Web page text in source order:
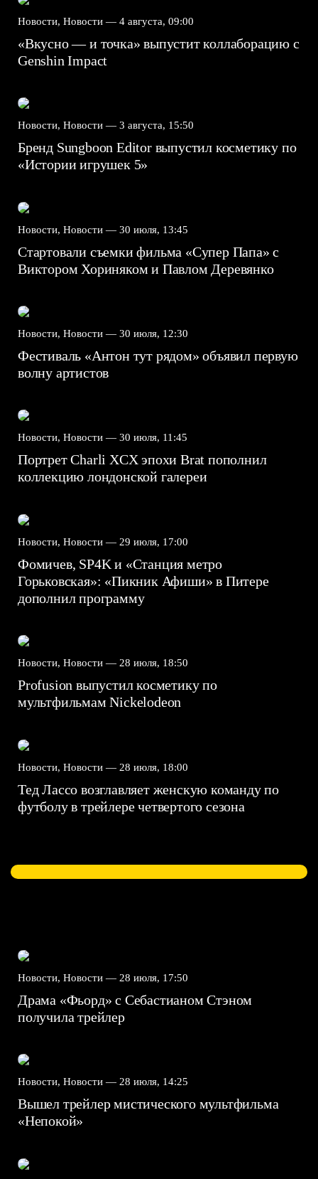
Новости, Новости — 4 августа, 09:00
«Вкусно — и точка» выпустит коллаборацию с
Genshin Impact⁠⁠
Новости, Новости — 3 августа, 15:50
Бренд Sungboon Editor выпустил косметику по
«Истории игрушек 5»
Новости, Новости — 30 июля, 13:45
Стартовали съемки фильма «Супер Папа» с
Виктором Хориняком и Павлом Деревянко
Новости, Новости — 30 июля, 12:30
Фестиваль «Антон тут рядом» объявил первую
волну артистов
Новости, Новости — 30 июля, 11:45
Портрет Charli XCX эпохи Brat пополнил
коллекцию лондонской галереи
Новости, Новости — 29 июля, 17:00
Фомичев, SP4K и «Станция метро
Горьковская»: «Пикник Афиши» в Питере
дополнил программу
Новости, Новости — 28 июля, 18:50
Profusion выпустил косметику по
мультфильмам Nickelodeon
Новости, Новости — 28 июля, 18:00
Тед Лассо возглавляет женскую команду по
футболу в трейлере четвертого сезона
Новости, Новости — 28 июля, 17:50
Драма «Фьорд» с Себастианом Стэном
получила трейлер
Новости, Новости — 28 июля, 14:25
Вышел трейлер мистического мультфильма
«Непокой»